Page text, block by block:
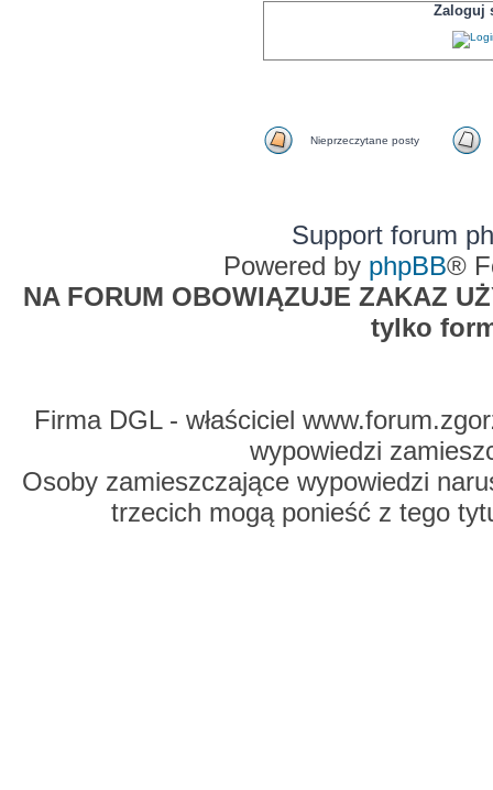
Zaloguj
Nieprzeczytane posty
Support forum
Powered by phpBB®
NA FORUM OBOWIĄZUJE ZAKAZ
tylko
Firma DGL - właściciel
wypowiedzi
Osoby zamieszczające wypowiedzi
trzecich mogą ponieść z tego